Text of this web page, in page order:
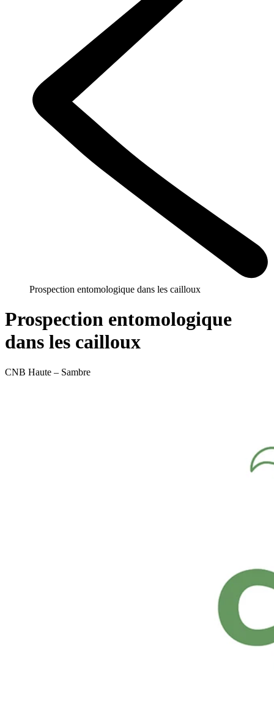
Prospection entomologique dans les cailloux
Prospection entomologique
dans les cailloux
CNB Haute – Sambre